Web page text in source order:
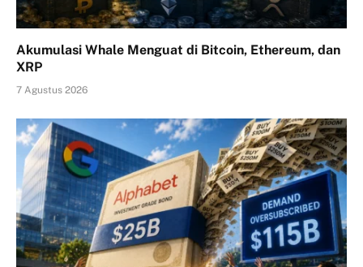
Akumulasi Whale Menguat di Bitcoin, Ethereum, dan
XRP
7 Agustus 2026